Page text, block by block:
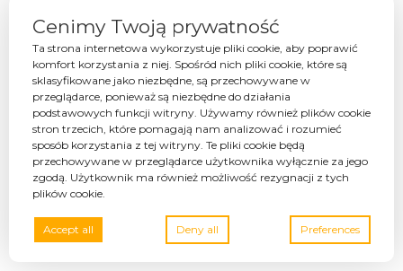
Packaging design Calpro
yogurt
Read more
Cenimy Twoją prywatność
Ta strona internetowa wykorzystuje pliki cookie, aby poprawić
komfort korzystania z niej. Spośród nich pliki cookie, które są
sklasyfikowane jako niezbędne, są przechowywane w
przeglądarce, ponieważ są niezbędne do działania
podstawowych funkcji witryny. Używamy również plików cookie
stron trzecich, które pomagają nam analizować i rozumieć
sposób korzystania z tej witryny. Te pliki cookie będą
przechowywane w przeglądarce użytkownika wyłącznie za jego
zgodą. Użytkownik ma również możliwość rezygnacji z tych
plików cookie.
Accept all Deny all Preferences